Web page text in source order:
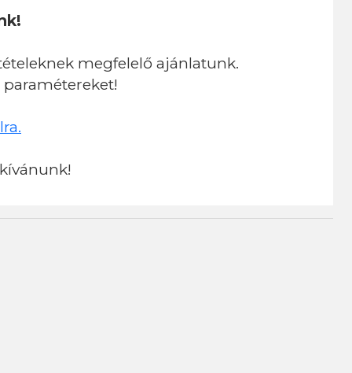
megfelelő ajánlatunk.